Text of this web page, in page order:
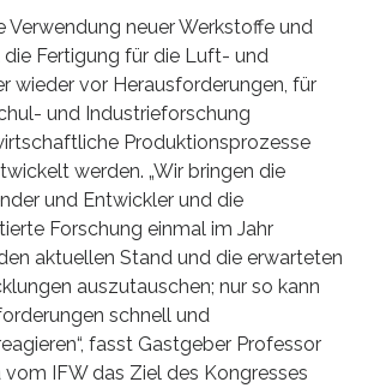
Verwendung neuer Werkstoffe und
Fertigung für die Luft- und
wieder vor Herausforderungen, für
und Industrieforschung
Produktionsprozesse
werden. „Wir bringen die
und Entwickler und die
Forschung einmal im Jahr
aktuellen Stand und die erwarteten
auszutauschen; nur so kann
schnell und
fasst Gastgeber Professor
vom IFW das Ziel des Kongresses